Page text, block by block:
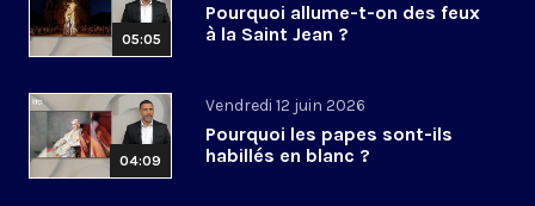
05:05
Pourquoi allume-t-on des feux
à la Saint Jean ?
04:09
Vendredi 12 juin 2026
Pourquoi les papes sont-ils
habillés en blanc ?